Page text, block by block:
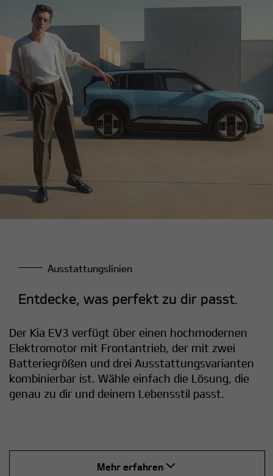
Ausstattungslinien
Entdecke, was perfekt zu dir passt.
Der Kia EV3 verfügt über einen hochmodernen
Elektromotor mit Frontantrieb, der mit zwei
Batteriegrößen und drei Ausstattungsvarianten
kombinierbar ist. Wähle einfach die Lösung, die
genau zu dir und deinem Lebensstil passt.
Mehr erfahren